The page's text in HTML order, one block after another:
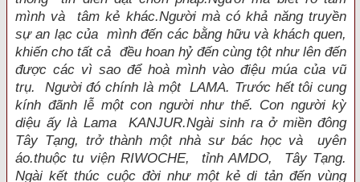
mình và tâm kẻ khác.Người mà có khả năng truyền
sự an lạc của mình đến các bằng hữu và khách quen,
khiến cho tất cả đều hoan hỷ đến cùng tột như lên đến
được các vì sao để hoà mình vào điệu múa của vũ
trụ. Người đó chính là một LAMA. Trước hết tôi cung
kính đãnh lễ một con người như thế. Con người kỳ
diệu ấy là Lama KANJUR.Ngài sinh ra ở miền đông
Tây Tạng, trở thành một nhà sư bác học và uyên
áo.thuộc tu viện RIWOCHE, tỉnh AMDO, Tây Tạng.
Ngài kết thúc cuộc đời như một kẻ di tản đến vùng